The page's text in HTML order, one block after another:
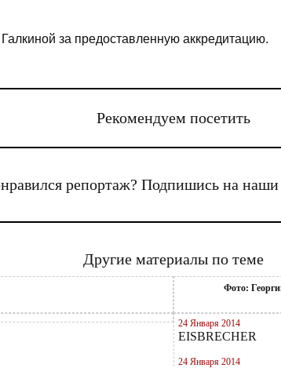
за предоставленную аккредитацию.
Рекомендуем посетить
репортаж? Подпишись на наши
Другие материалы по теме
Фото:
24 Января 2014
EISBRECHER
24 Января 2014